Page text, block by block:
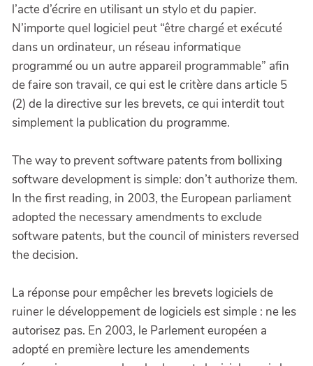
l’acte d’écrire en utilisant un stylo et du papier.
N’importe quel logiciel peut “être chargé et exécuté
dans un ordinateur, un réseau informatique
programmé ou un autre appareil programmable” afin
de faire son travail, ce qui est le critère dans article 5
(2) de la directive sur les brevets, ce qui interdit tout
simplement la publication du programme.
The way to prevent software patents from bollixing
software development is simple: don’t authorize them.
In the first reading, in 2003, the European parliament
adopted the necessary amendments to exclude
software patents, but the council of ministers reversed
the decision.
La réponse pour empêcher les brevets logiciels de
ruiner le développement de logiciels est simple : ne les
autorisez pas. En 2003, le Parlement européen a
adopté en première lecture les amendements